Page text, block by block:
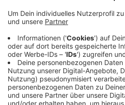
Heute geht es in Senden auf
des Autokinos die große LED
aufgebaut. Hilfe kam dabei von
Feuerwehr. Die Leinwand ist
und befindet sich weit oben auf
haben Sie in Ihrem Auto die
parken. Bevor heute der erste